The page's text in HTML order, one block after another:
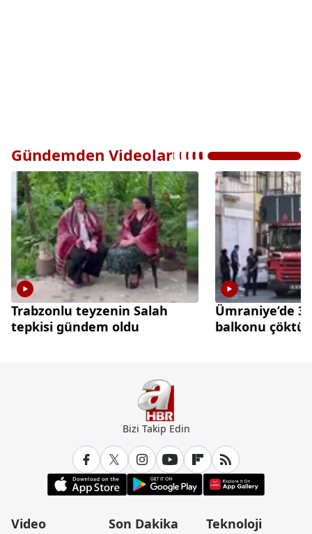
Gündemden Videolar
Trabzonlu teyzenin Salah
tepkisi gündem oldu
Ümraniye’de 3
balkonu çöktü
Bizi Takip Edin
Video
Son Dakika
Teknoloji